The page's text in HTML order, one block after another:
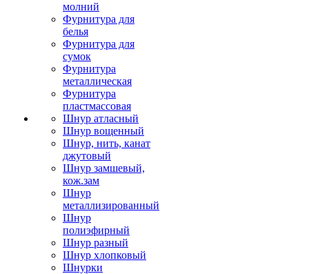
молний
Фурнитура для
белья
Фурнитура для
сумок
Фурнитура
металлическая
Фурнитура
пластмассовая
Шнур атласный
Шнур вощенный
Шнур, нить, канат
джутовый
Шнур замшевый,
кож.зам
Шнур
металлизированный
Шнур
полиэфирный
Шнур разный
Шнур хлопковый
Шнурки